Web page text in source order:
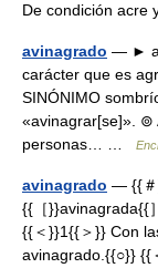
De condición
avinagrado — ►
carácter que es
SINÓNIMO
«avinagrar[se]». ⊚
personas… …
avinagrado — {{＃
{{［}}avinagrada{{
{{＜}}1{{＞}} Con
avinagrado.{{○}} {{